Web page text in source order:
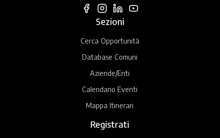
Sezioni
Cerca Opportunità
Database Comuni
Aziende/Enti
Calendario Eventi
Mappa Itinerari
Registrati